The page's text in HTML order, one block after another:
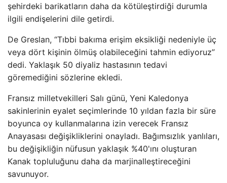
şehirdeki barikatların daha da kötüleştirdiği durumla
ilgili endişelerini dile getirdi.
De Greslan, “Tıbbi bakıma erişim eksikliği nedeniyle üç
veya dört kişinin ölmüş olabileceğini tahmin ediyoruz”
dedi. Yaklaşık 50 diyaliz hastasının tedavi
göremediğini sözlerine ekledi.
Fransız milletvekilleri Salı günü, Yeni Kaledonya
sakinlerinin eyalet seçimlerinde 10 yıldan fazla bir süre
boyunca oy kullanmalarına izin verecek Fransız
Anayasası değişikliklerini onayladı. Bağımsızlık yanlıları,
bu değişikliğin nüfusun yaklaşık %40'ını oluşturan
Kanak topluluğunu daha da marjinalleştireceğini
savunuyor.